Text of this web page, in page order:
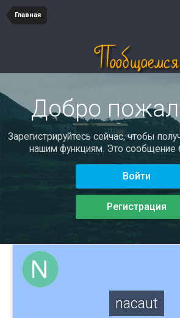
Главная
Добро
Зарегистрируйтесь сейчас, чтобы
нашим функциям. Это сообщение
Войти
Регистрация
nacaut